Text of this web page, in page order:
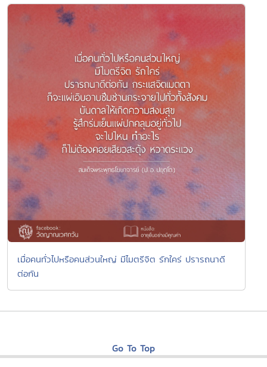
เมื่อคนทั่วไปหรือคนส่วนใหญ่ มีไมตรีจิต รักใคร่ ปรารถนาดี
ต่อกัน
Go To Top